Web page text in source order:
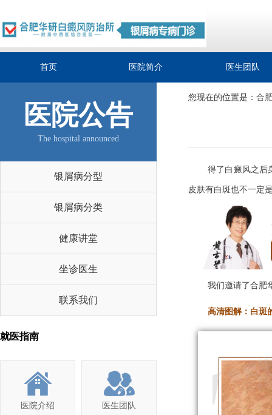
首页 医院简介 医生团队
医院公告
The hospital announced
银屑病分型
银屑病分类
健康讲堂
坐诊医生
联系我们
就医指南
医院介绍 医生团队
您现在的位置是： 合
得了白癜风之后
皮肤有白斑也不一定
我们邀请了合肥
高清图解：白斑